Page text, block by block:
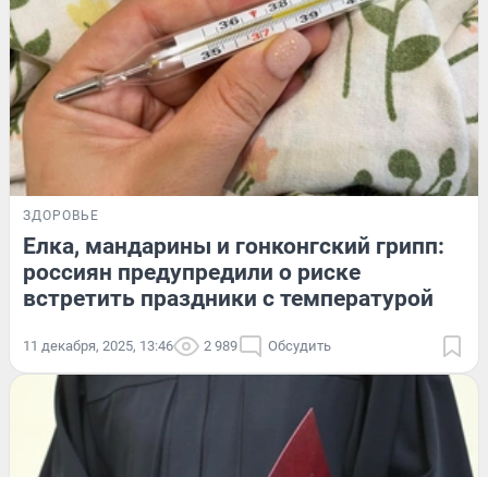
ЗДОРОВЬЕ
Елка, мандарины и гонконгский грипп:
россиян предупредили о риске
встретить праздники с температурой
11 декабря, 2025, 13:46 2 989 Обсудить